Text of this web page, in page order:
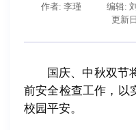
作者: 李瑾 编辑:
更新
国庆、中秋双节
前安全检查工作，以
校园平安。